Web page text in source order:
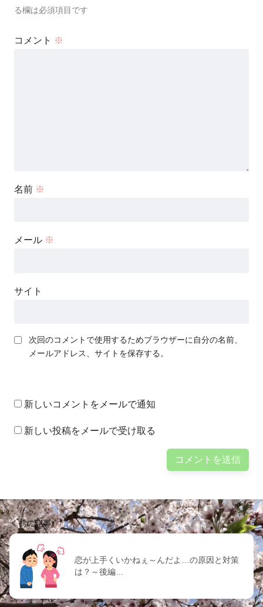
る欄は必須項目です
コメント ※
名前 ※
メール ※
サイト
次回のコメントで使用するためブラウザーに自分の名前、
メールアドレス、サイトを保存する。
新しいコメントをメールで通知
新しい投稿をメールで受け取る
前の記事
恋が上手くいかねぇ～んだよ…の原因と対策
は？～後編…